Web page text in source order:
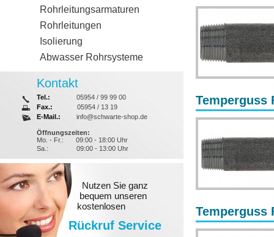
Temperguss
Temperguss
Rohrleitungsarmaturen
Rohrleitungen
Isolierung
Abwasser Rohrsysteme
Kontakt
Tel.:
05954 / 99 99 00
Fax.:
05954 / 13 19
E-Mail.:
info@schwarte-shop.de
Öffnungszeiten:
Mo. - Fr.:
09:00 - 18:00 Uhr
Sa.:
09:00 - 13:00 Uhr
Nutzen Sie ganz
bequem unseren
kostenlosen
Rückruf Service